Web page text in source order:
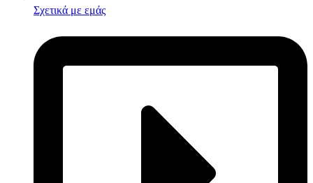
Σχετικά με εμάς